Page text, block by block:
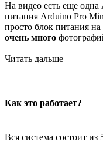
На видео есть еще
питания Arduino Pro
просто блок питания
очень много
Читать дальше
Как это работает?
Вся система состоит из